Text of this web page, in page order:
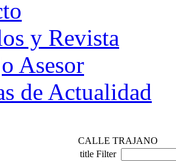
y Revista
Asesor
de Actualidad
CALLE TRAJANO
title Filter